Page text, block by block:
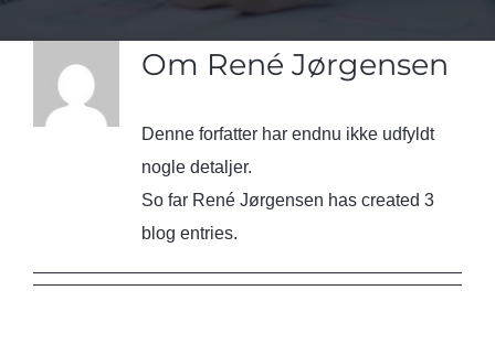
Om René Jørgensen
Denne forfatter har endnu ikke udfyldt
nogle detaljer.
So far René Jørgensen has created 3
blog entries.